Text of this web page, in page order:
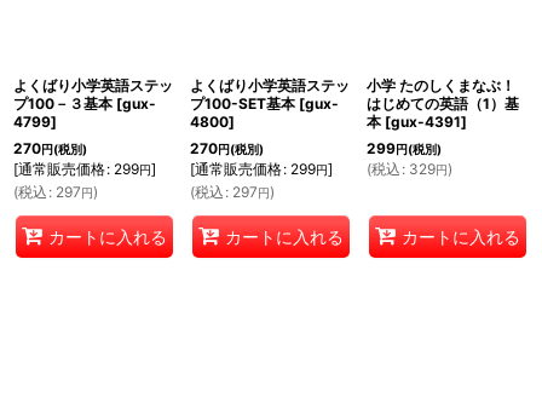
よくばり小学英語ステッ
プ100－３基本 [gux-
4799]
270円(税別)
[通常販売価格: 299円]
(税込 : 297円)
カートに入れる
よくばり小学英語ステッ
プ100-SET基本 [gux-
4800]
270円(税別)
[通常販売価格: 299円]
(税込 : 297円)
カートに入れる
小学 たのしくまなぶ！
はじめての英語（1）基
本 [gux-4391]
299円(税別)
(税込 : 329円)
カートに入れる